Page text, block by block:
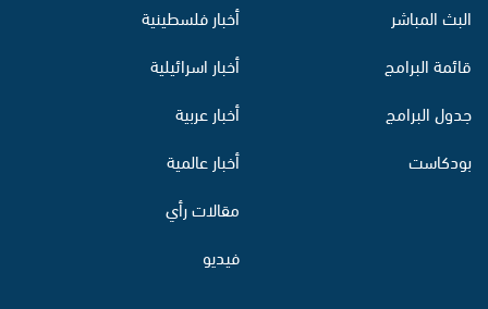
البث المباشر
قائمة البرامج
جدول البرامج
بودكاست
أخبار فلسطينية
أخبار اسرائيلية
أخبار عربية
أخبار عالمية
مقالات رأي
فيديو